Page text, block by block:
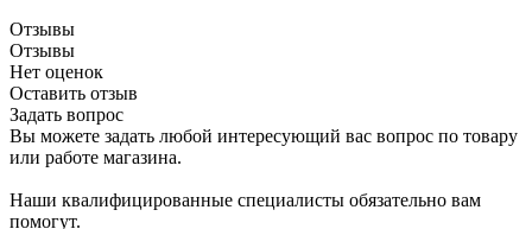
Отзывы
Отзывы
Нет оценок
Оставить отзыв
Задать вопрос
Вы можете задать любой интересующий вас вопрос по товару
или работе магазина.
Наши квалифицированные специалисты обязательно вам
помогут.